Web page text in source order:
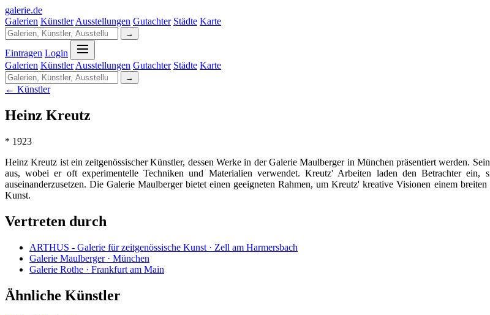
galerie.de
Galerien Künstler Ausstellungen Gutachter Städte Karte
→
Eintragen Login
Galerien Künstler Ausstellungen Gutachter Städte Karte
→
← Künstler
Heinz Kreutz
* 1923
Heinz Kreutz ist ein zeitgenössischer Künstler, dessen Werke in der Galerie Maulberger in München präsentiert werden.
aus, wobei er oft experimentelle Techniken und Materialien verwendet. Kreutz' Arbeiten laden den Betrachter
auseinanderzusetzen. Die Galerie Maulberger bietet einen geeigneten Rahmen, um Kreutz' kreative Visionen einem
Kunst.
Vertreten durch
ARTHUS - Galerie für zeitgenössische Kunst · Zell am Harmersbach
Galerie Maulberger · München
Galerie Rothe · Frankfurt am Main
Ähnliche Künstler